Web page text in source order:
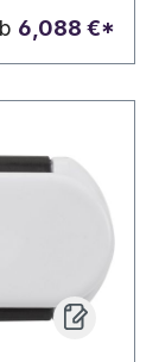
6,088 €*